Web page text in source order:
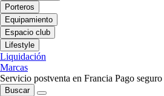
Porteros
Equipamiento
Espacio club
Lifestyle
Liquidación
Marcas
Servicio postventa en Francia Pago seguro
Buscar